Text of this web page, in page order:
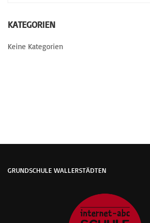
KATEGORIEN
Keine Kategorien
GRUNDSCHULE WALLERSTÄDTEN